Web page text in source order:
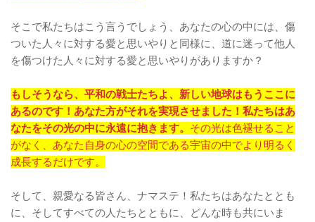
そこで私たちはこう言うでしょう、あなたの心の中には、傷
ついた人々に対する愛と思いやりと同様に、道に迷って他人
を傷つけた人々に対する愛と思いやりがありますか？
もしそうなら、平和の戦士たちよ、新しい地球はもうここに
あるのです！あなた方がそれを実現させました！私たちはあ
なたをその光の中に永遠に抱きます。 その光は色褪せること
がなく、あなた自身の心の空間である宇宙の中でより明るく
成長するだけです。
そして、親愛なる皆さん、ナマステ！私たちはあなたととも
に、そしてすべての人たちとともに、どんな時も共にいま